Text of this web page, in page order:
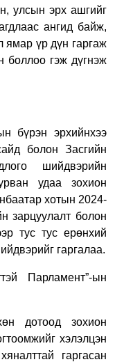
улсын эрх ашгийг
ангид байж,
ямар үр дүн гаргаж
боллоо гэж дүгнэж
бүрэн эрхийнхээ
болон Засгийн
шийдвэрийн
удаа зохион
хотын 2024-
зарцуулалт болон
тус тус ерөнхий
гаргалаа.
Парламент”-ын
дотоод зохион
хэлэлцэн
гаргасан